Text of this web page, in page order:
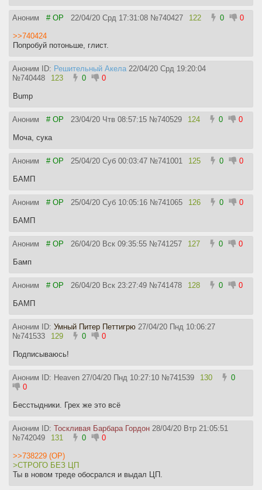
Аноним # OP 22/04/20 Срд 17:31:08 №740427 122 0 0
>>740424
Попробуй потоньше, глист.
Аноним ID: Решительный Акела 22/04/20 Срд 19:20:04
№740448 123 0 0
Bump
Аноним # OP 23/04/20 Чтв 08:57:15 №740529 124 0 0
Моча, сука
Аноним # OP 25/04/20 Суб 00:03:47 №741001 125 0 0
БАМП
Аноним # OP 25/04/20 Суб 10:05:16 №741065 126 0 0
БАМП
Аноним # OP 26/04/20 Вск 09:35:55 №741257 127 0 0
Бамп
Аноним # OP 26/04/20 Вск 23:27:49 №741478 128 0 0
БАМП
Аноним ID: Умный Питер Петтигрю 27/04/20 Пнд 10:06:27
№741533 129 0 0
Подписываюсь!
Аноним ID: Heaven 27/04/20 Пнд 10:27:10 №741539 130
0
0
Бесстыдники. Грех же это всё
Аноним ID: Тоскливая Барбара Гордон 28/04/20 Втр 21:05:51
№742049 131 0 0
>>738229 (OP)
>СТРОГО БЕЗ ЦП
Ты в новом треде обосрался и выдал ЦП.